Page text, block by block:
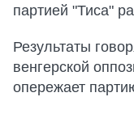
партией "Тиса"
Результаты
венгерской
опережает